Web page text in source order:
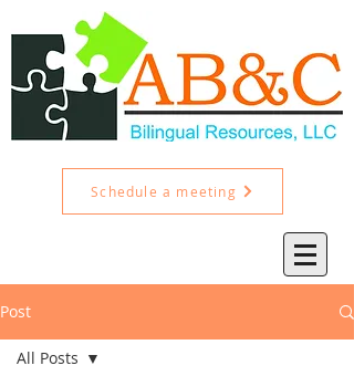
Schedule a meeting
Post
All Posts